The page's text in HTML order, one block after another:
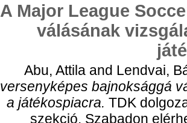
A Major League
válásának
Abu, Attilaand Lendvai,
versenyképes bajnoksággá
a játékospiacra. TDK
szekció. Szabadon